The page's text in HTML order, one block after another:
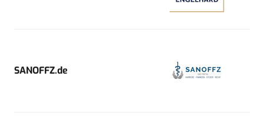
SANOFFZ.de